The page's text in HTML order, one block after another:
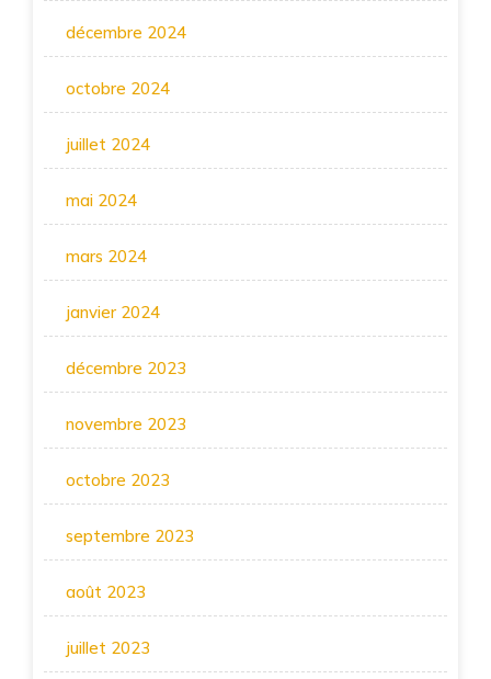
décembre 2024
octobre 2024
juillet 2024
mai 2024
mars 2024
janvier 2024
décembre 2023
novembre 2023
octobre 2023
septembre 2023
août 2023
juillet 2023